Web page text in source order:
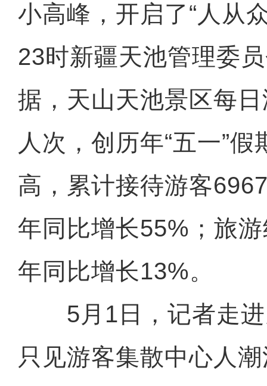
小高峰，开启了“人从
23时新疆天池管理委
据，天山天池景区每
人次，创历年“五一”
高，累计接待游客
年同比增长55%；旅
年同比增长13%。
5月1日，记者走进
只见游客集散中心人